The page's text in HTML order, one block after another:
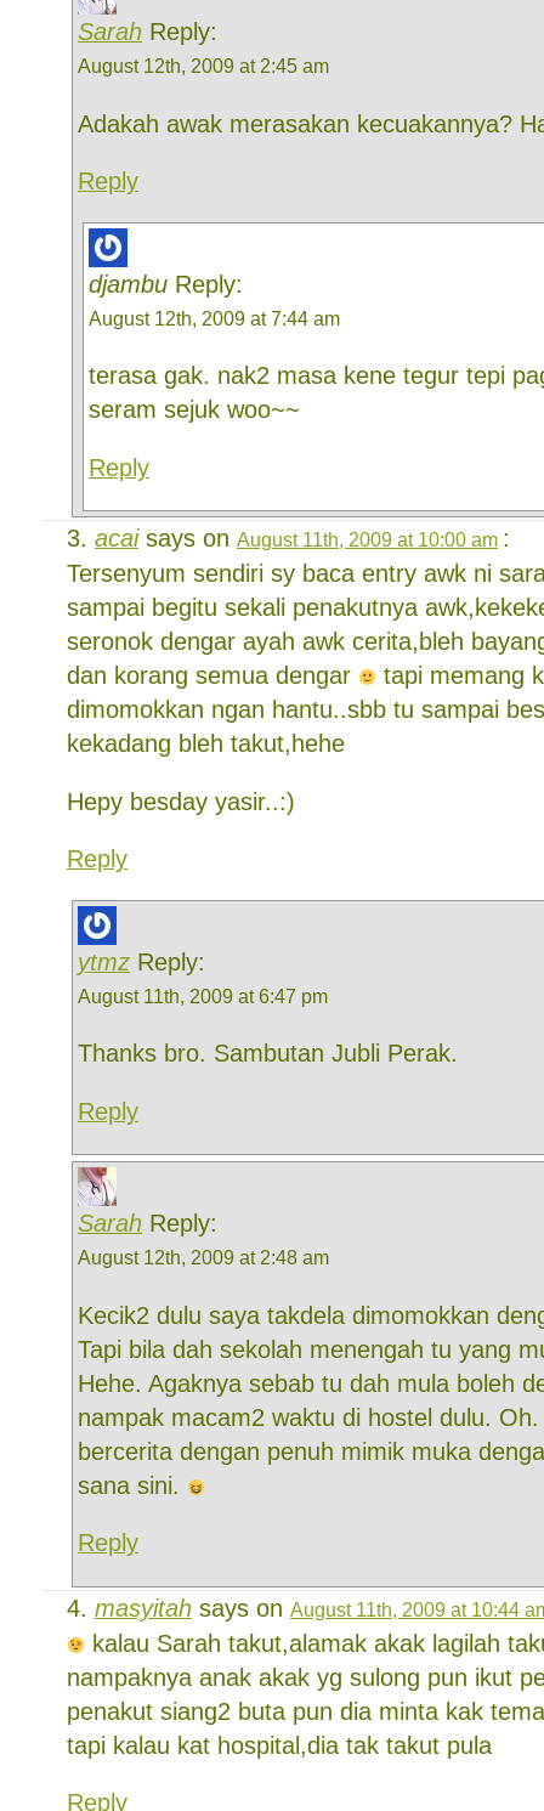
Sarah Reply:
August 12th, 2009 at 2:45 am
Adakah awak merasakan kecuakannya?
Reply
djambu Reply:
August 12th, 2009 at 7:44 am
terasa gak. nak2 masa kene tegur tepi
seram sejuk woo~~
Reply
acaisays on August 11th, 2009 at 10:00 am :
Tersenyum sendiri sy baca entry awk ni
sampai begitu sekali penakutnya
seronok dengar ayah awk cerita,bleh
dan korang semua dengar
tapi memang
dimomokkan ngan hantu..sbb tu sampai
kekadang bleh takut,hehe
Hepy besday yasir..:)
Reply
ytmz Reply:
August 11th, 2009 at 6:47 pm
Thanks bro. Sambutan Jubli Perak.
Reply
Sarah Reply:
August 12th, 2009 at 2:48 am
Kecik2 dulu saya takdela dimomokkan
Tapi bila dah sekolah menengah tu yang
Hehe. Agaknya sebab tu dah mula boleh
nampak macam2 waktu di hostel dulu.
bercerita dengan penuh mimik muka
sana sini.
Reply
masyitah says on August 11th, 2009 at 10:44
kalau Sarah takut,alamak akak lagilah
nampaknya anak akak yg sulong pun ikut
penakut siang2 buta pun dia minta kak
tapi kalau kat hospital,dia tak takut pula
Reply